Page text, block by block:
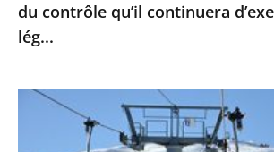
mode
d’emploi
du
contrôle
du contrôle qu’il continuera
lég...
Sports